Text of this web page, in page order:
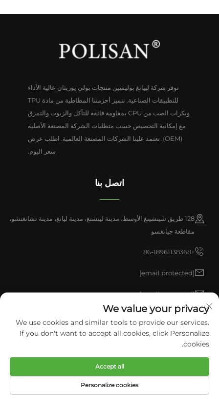
توفر شركة لييانغ بوليسين منتجات بولي يوريثان عالية الأداء
للتطبيقات الصناعية. تتميز أحزمتنا المطاطية من مادة TPU
وبكرات الصب من CPU بمقاومة فائقة للتآكل والزيوت والتمزق
مع إمكانية التخصيص حسب متطلبات الشركة المصنعة الأصلية
(OEM). تعتمد علينا الشركات المصنعة العالمية. اطلب عرض
سعر اليوم.
اتصل بنا
128 طريق شينشينغ الأوسط، مدينة ليتشنغ، مدينة ليانغ، مدينة تشانغتشو،
مقاطعة جيانغسو
+86-18961138368
[email protected]
[email protected]
حقوق النشر © 2026 شركة China Liyang pulisen للمنتجات البولي يوريثان
المحدودة. جميع الحقوق محفوظة.سياسة الخصوصية
We value your privacy
We use cookies and similar tools to provide our services.
If you don't want to accept all cookies, click Personalize
cookies.
Personalize cookies
Accept all